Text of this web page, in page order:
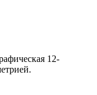
12-